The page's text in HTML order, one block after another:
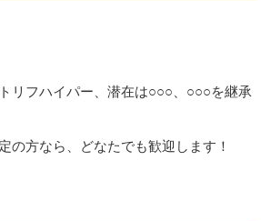
リフハイパー、潜在は○○○、○○○を継承
の方なら、どなたでも歓迎します！